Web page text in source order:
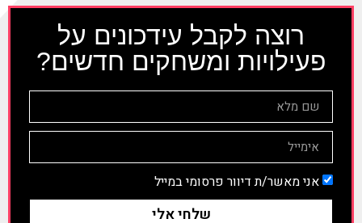
רוצה לקבל עידכונים על
פעילויות ומשחקים חדשים?
אני מאשר/ת דיוור פרסומי במייל
שלחי אלי